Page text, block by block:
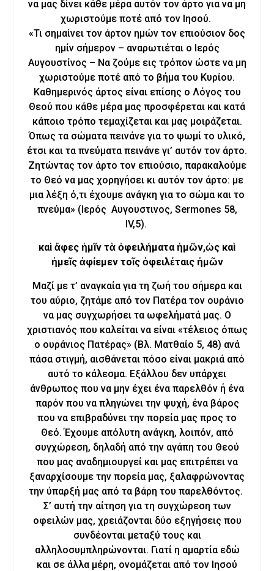
να μας δίνει κάθε μέρα αυτόν τον άρτο για να μη
χωριστούμε ποτέ από τον Ιησού.
«Τι σημαίνει τον άρτον ημών τον επιούσιον δος
ημίν σήμερον – αναρωτιέται ο Ιερός
Αυγουστίνος – Να ζούμε εις τρόπον ώστε να μη
χωριστούμε ποτέ από το βήμα του Κυρίου.
Καθημερινός άρτος είναι επίσης ο Λόγος του
Θεού που κάθε μέρα μας προσφέρεται και κατά
κάποιο τρόπο τεμαχίζεται και μας μοιράζεται.
Όπως τα σώματα πεινάνε για το ψωμί το υλικό,
έτσι και τα πνεύματα πεινάνε γι’ αυτόν τον άρτο.
Ζητώντας τον άρτο τον επιούσιο, παρακαλούμε
το Θεό να μας χορηγήσει κι αυτόν τον άρτο: με
μια λέξη ό,τι έχουμε ανάγκη για το σώμα και το
πνεύμα» (Ιερός Αυγουστινος, Sermones 58,
IV,5).
καὶ ἄφες ἡμῖν τὰ ὀφειλήματα ἡμῶν,ὡς καὶ
ἡμεῖς ἀφίεμεν τοῖς ὀφειλέταις ἡμῶν
Μαζί με τ’ αναγκαία για τη ζωή του σήμερα και
του αύριο, ζητάμε από τον Πατέρα τον ουράνιο
να μας συγχωρήσει τα ωφελήματά μας. Ο
χριστιανός που καλείται να είναι «τέλειος όπως
ο ουράνιος Πατέρας» (Βλ. Ματθαίο 5, 48) ανά
πάσα στιγμή, αισθάνεται πόσο είναι μακριά από
αυτό το κάλεσμα. Εξάλλου δεν υπάρχει
άνθρωπος που να μην έχει ένα παρελθόν ή ένα
παρόν που να πληγώνει την ψυχή, ένα βάρος
που να επιβραδύνει την πορεία μας προς το
Θεό. Έχουμε απόλυτη ανάγκη, λοιπόν, από
συγχώρεση, δηλαδή από την αγάπη του Θεού
που μας αναδημιουργεί και μας επιτρέπει να
ξαναρχίσουμε την πορεία μας, ξαλαφρώνοντας
την ύπαρξή μας από τα βάρη του παρελθόντος.
Σ’ αυτή την αίτηση για τη συγχώρεση των
οφειλών μας, χρειάζονται δύο εξηγήσεις που
συνδέονται μεταξύ τους και
αλληλοσυμπληρώνονται. Γιατί η αμαρτία εδώ
και σε άλλα μέρη, ονομάζεται από τον Ιησού